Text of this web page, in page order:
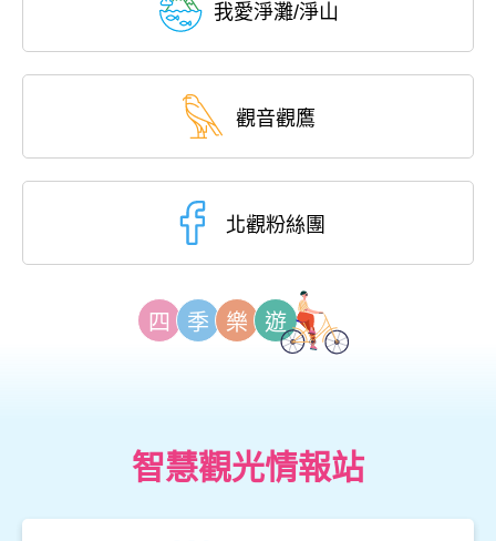
我愛淨灘/淨山
觀音觀鷹
北觀粉絲團
四 季 樂 遊
智慧觀光情報站